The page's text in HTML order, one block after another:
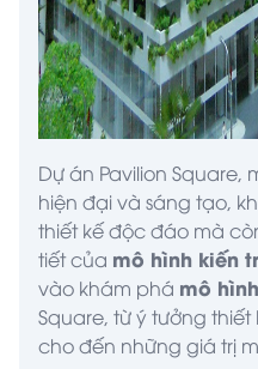
Dự án Pavilion Square,
hiện đại và sáng tạo,
thiết kế độc đáo mà
tiết của mô hình kiến
vào khám phá mô
Square, từ ý tưởng
cho đến những giá trị